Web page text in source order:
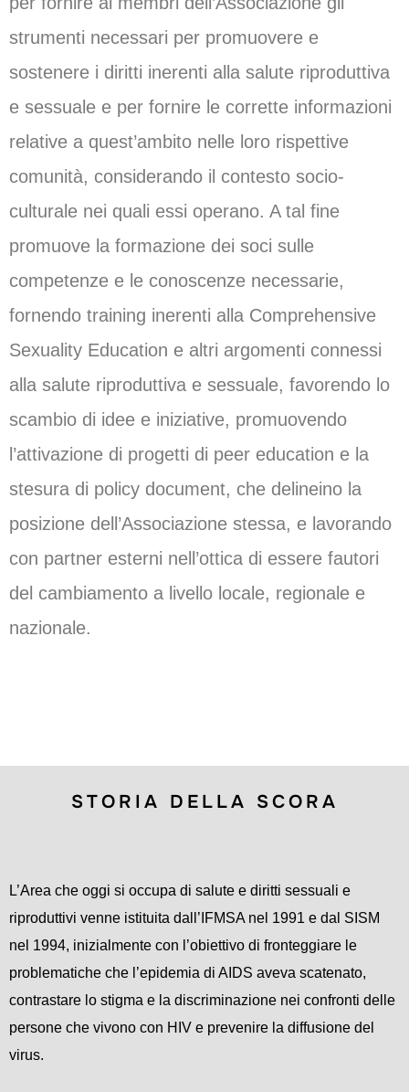
strumenti necessari per promuovere e
sostenere i diritti inerenti alla salute riproduttiva
e sessuale e per fornire le corrette informazioni
relative a quest’ambito nelle loro rispettive
comunità, considerando il contesto socio-
culturale nei quali essi operano. A tal fine
promuove la formazione dei soci sulle
competenze e le conoscenze necessarie,
fornendo training inerenti alla Comprehensive
Sexuality Education e altri argomenti connessi
alla salute riproduttiva e sessuale, favorendo lo
scambio di idee e iniziative, promuovendo
l’attivazione di progetti di peer education e la
stesura di policy document, che delineino la
posizione dell’Associazione stessa, e lavorando
con partner esterni nell’ottica di essere fautori
del cambiamento a livello locale, regionale e
nazionale.
STORIA DELLA SCORA
L’Area che oggi si occupa di salute e diritti sessuali e
riproduttivi venne istituita dall’IFMSA nel 1991 e dal SISM
nel 1994, inizialmente con l’obiettivo di fronteggiare le
problematiche che l’epidemia di AIDS aveva scatenato,
contrastare lo stigma e la discriminazione nei confronti delle
persone che vivono con HIV e prevenire la diffusione del
virus.